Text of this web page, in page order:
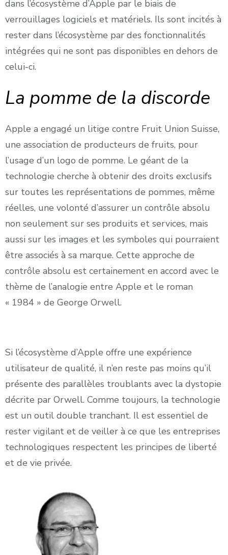
dans l’écosystème d’Apple par le biais de
verrouillages logiciels et matériels. Ils sont incités à
rester dans l’écosystème par des fonctionnalités
intégrées qui ne sont pas disponibles en dehors de
celui-ci.
La pomme de la discorde
Apple a engagé un litige contre Fruit Union Suisse,
une association de producteurs de fruits, pour
l’usage d’un logo de pomme. Le géant de la
technologie cherche à obtenir des droits exclusifs
sur toutes les représentations de pommes, même
réelles, une volonté d’assurer un contrôle absolu
non seulement sur ses produits et services, mais
aussi sur les images et les symboles qui pourraient
être associés à sa marque. Cette approche de
contrôle absolu est certainement en accord avec le
thème de l’analogie entre Apple et le roman
« 1984 » de George Orwell.
Si l’écosystème d’Apple offre une expérience
utilisateur de qualité, il n’en reste pas moins qu’il
présente des parallèles troublants avec la dystopie
décrite par Orwell. Comme toujours, la technologie
est un outil double tranchant. Il est essentiel de
rester vigilant et de veiller à ce que les entreprises
technologiques respectent les principes de liberté
et de vie privée.